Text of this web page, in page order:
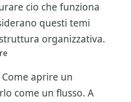
cio che funziona
questi temi
organizzativa.
Come aprire un
come un flusso. A